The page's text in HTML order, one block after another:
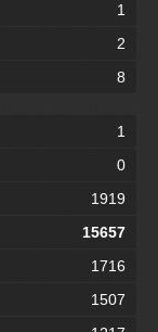
1
2
8
1
0
1919
15657
1716
1507